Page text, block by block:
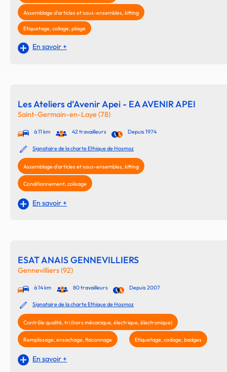
Assemblage d'articles et sous-ensembles, kitting
Etiquetage, collage, pliage
En savoir +
Les Ateliers d’Avenir Apei - EA AVENIR APEI
Saint-Germain-en-Laye (78)
à 11 km 42 travailleurs Depuis 1974
Signataire de la charte Ethique de Hosmoz
Assemblage d'articles et sous-ensembles, kitting
Conditionnement, colisage
En savoir +
ESAT ANAIS GENNEVILLIERS
Gennevilliers (92)
à 14 km 80 travailleurs Depuis 2007
Signataire de la charte Ethique de Hosmoz
Contrôle qualité, tri (hors mécanique, électrique, électronique)
Remplissage, ensachage, flaconnage Etiquetage, codage, badges
En savoir +